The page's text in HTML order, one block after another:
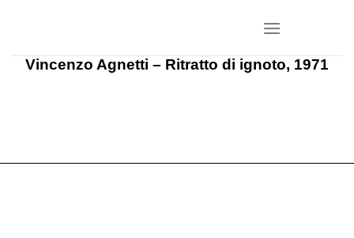
Vincenzo Agnetti – Ritratto di ignoto, 1971